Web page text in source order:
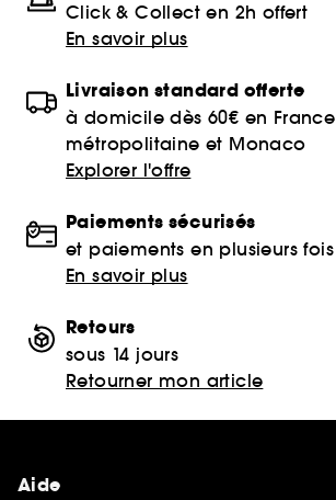
Click & Collect en 2h offert
En savoir plus
Livraison standard offerte
à domicile dès 60€ en France
métropolitaine et Monaco
Explorer l'offre
Paiements sécurisés
et paiements en plusieurs fois
En savoir plus
Retours
sous 14 jours
Retourner mon article
Aide